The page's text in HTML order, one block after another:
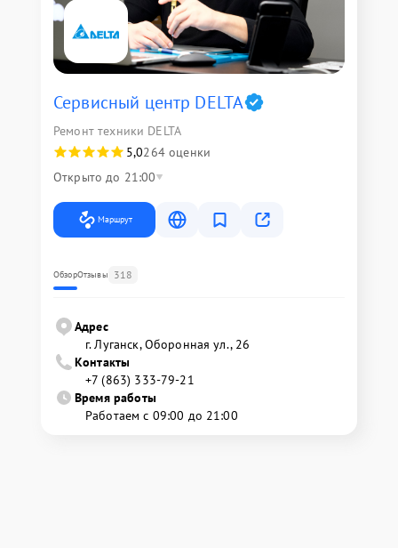
Сервисный центр DELTA
Ремонт техники DELTA
5,0264 оценки
Открыто до 21:00
Маршрут
ОбзорОтзывы 318
Адрес
г. Луганск, Оборонная ул., 26
Контакты
+7 (863) 333-79-21
Время работы
Работаем с 09:00 до 21:00